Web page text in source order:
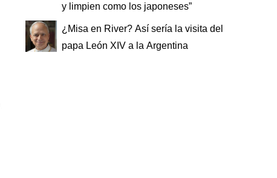
y limpien como los japoneses”
¿Misa en River? Así sería la visita del
papa León XIV a la Argentina